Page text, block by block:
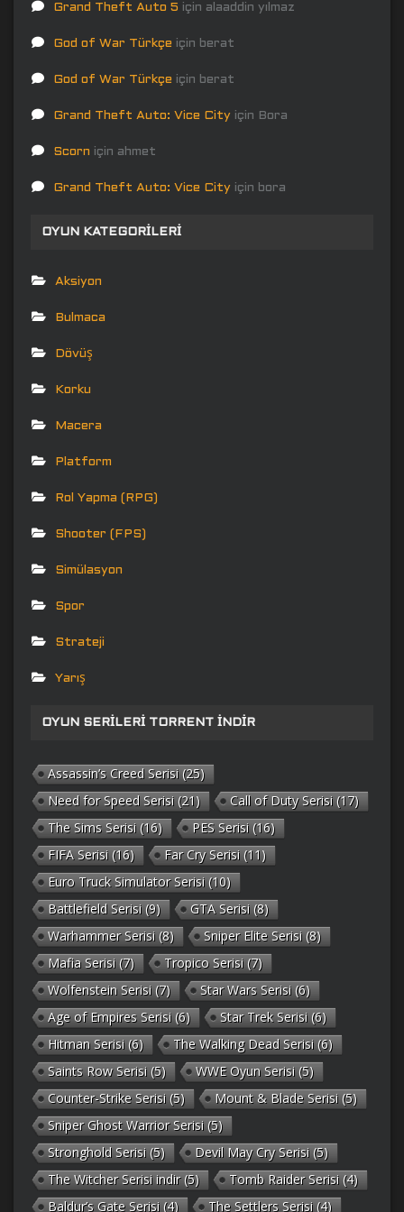
Grand Theft Auto 5 için alaaddin yılmaz
God of War Türkçe için berat
God of War Türkçe için berat
Grand Theft Auto: Vice City için Bora
Scorn için ahmet
Grand Theft Auto: Vice City için bora
OYUN KATEGORILERI
Aksiyon
Bulmaca
Dövüş
Korku
Macera
Platform
Rol Yapma (RPG)
Shooter (FPS)
Simülasyon
Spor
Strateji
Yarış
OYUN SERILERI TORRENT İNDIR
Assassin’s Creed Serisi (25)
Need for Speed Serisi (21) Call of Duty Serisi (17)
The Sims Serisi (16) PES Serisi (16)
FIFA Serisi (16) Far Cry Serisi (11)
Euro Truck Simulator Serisi (10)
Battlefield Serisi (9) GTA Serisi (8)
Warhammer Serisi (8) Sniper Elite Serisi (8)
Mafia Serisi (7) Tropico Serisi (7)
Wolfenstein Serisi (7) Star Wars Serisi (6)
Age of Empires Serisi (6) Star Trek Serisi (6)
Hitman Serisi (6) The Walking Dead Serisi (6)
Saints Row Serisi (5) WWE Oyun Serisi (5)
Counter-Strike Serisi (5) Mount & Blade Serisi (5)
Sniper Ghost Warrior Serisi (5)
Stronghold Serisi (5) Devil May Cry Serisi (5)
The Witcher Serisi indir(5) Tomb Raider Serisi (4)
Baldur’s Gate Serisi (4) The Settlers Serisi (4)